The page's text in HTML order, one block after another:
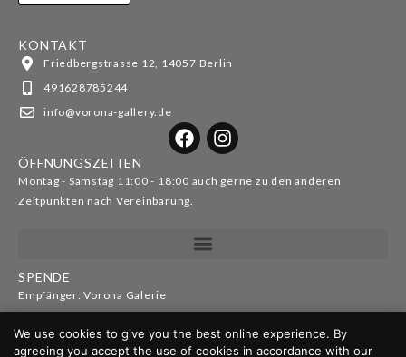
KONTAKT
Friedbergstrasse 12, 14057 Berlin
491628785244
info@vorona-gallery.de
ÖFFNUNGSZEITEN
Montag - Samstag 11:00 - 18:00 auch gerne zu den anderen
Zeitpunkten nach Vereinbarung.
SPENDE
Empfänger: Vorona Galerie
BIC: NTSBDEB1XXX
We use cookies to give you the best online experience. By
agreeing you accept the use of cookies in accordance with our